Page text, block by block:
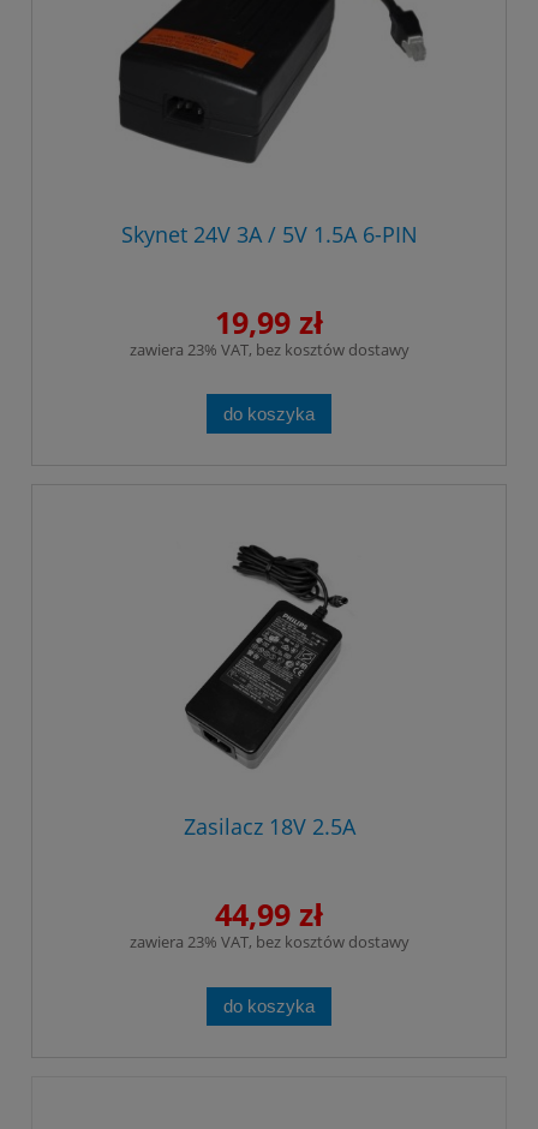
Skynet 24V 3A / 5V 1.5A 6-PIN
19,99 zł
zawiera 23% VAT, bez kosztów dostawy
do koszyka
Zasilacz 18V 2.5A
44,99 zł
zawiera 23% VAT, bez kosztów dostawy
do koszyka